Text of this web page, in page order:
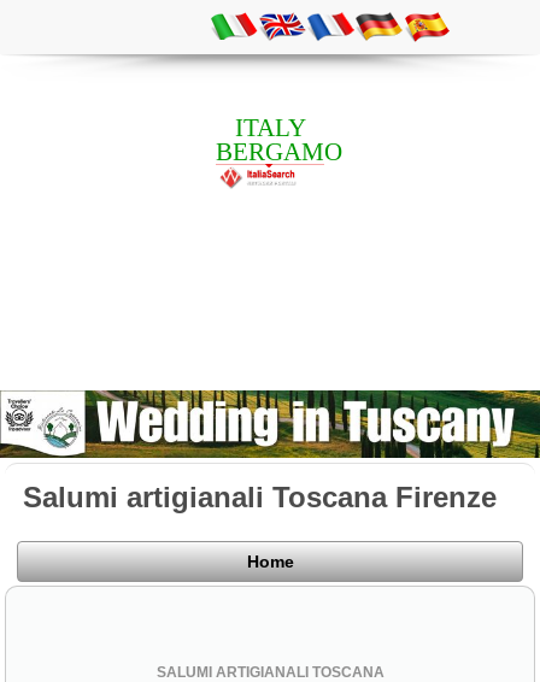
ITALY
BERGAMO
Salumi artigianali Toscana Firenze
Home
SALUMI ARTIGIANALI TOSCANA